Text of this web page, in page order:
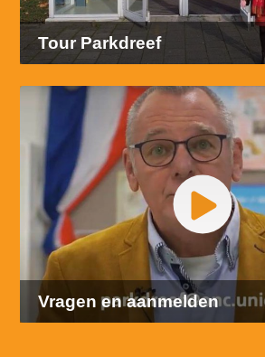
Tour Parkdreef
Vragen en aanmelden